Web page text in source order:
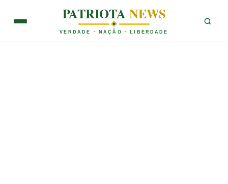
PATRIOTANEWS
VERDADE · NAÇÃO · LIBERDADE